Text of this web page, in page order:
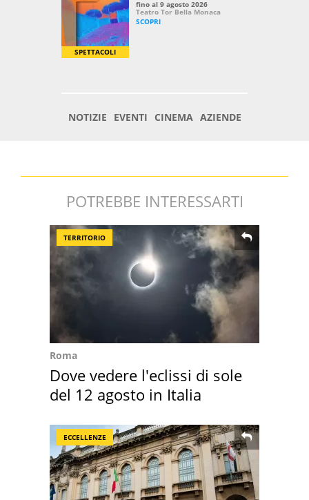
POTREBBE INTERESSARTI
TERRITORIO
Roma
Dove vedere l'eclissi di sole
del 12 agosto in Italia
ECCELLENZE